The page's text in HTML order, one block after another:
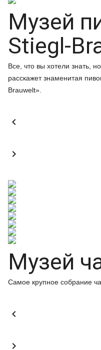
Музей
Stiegl-
Все, что вы хотели знать,
расскажет знаменитая
Brauwelt».


Музей
Самое крупное собрание

